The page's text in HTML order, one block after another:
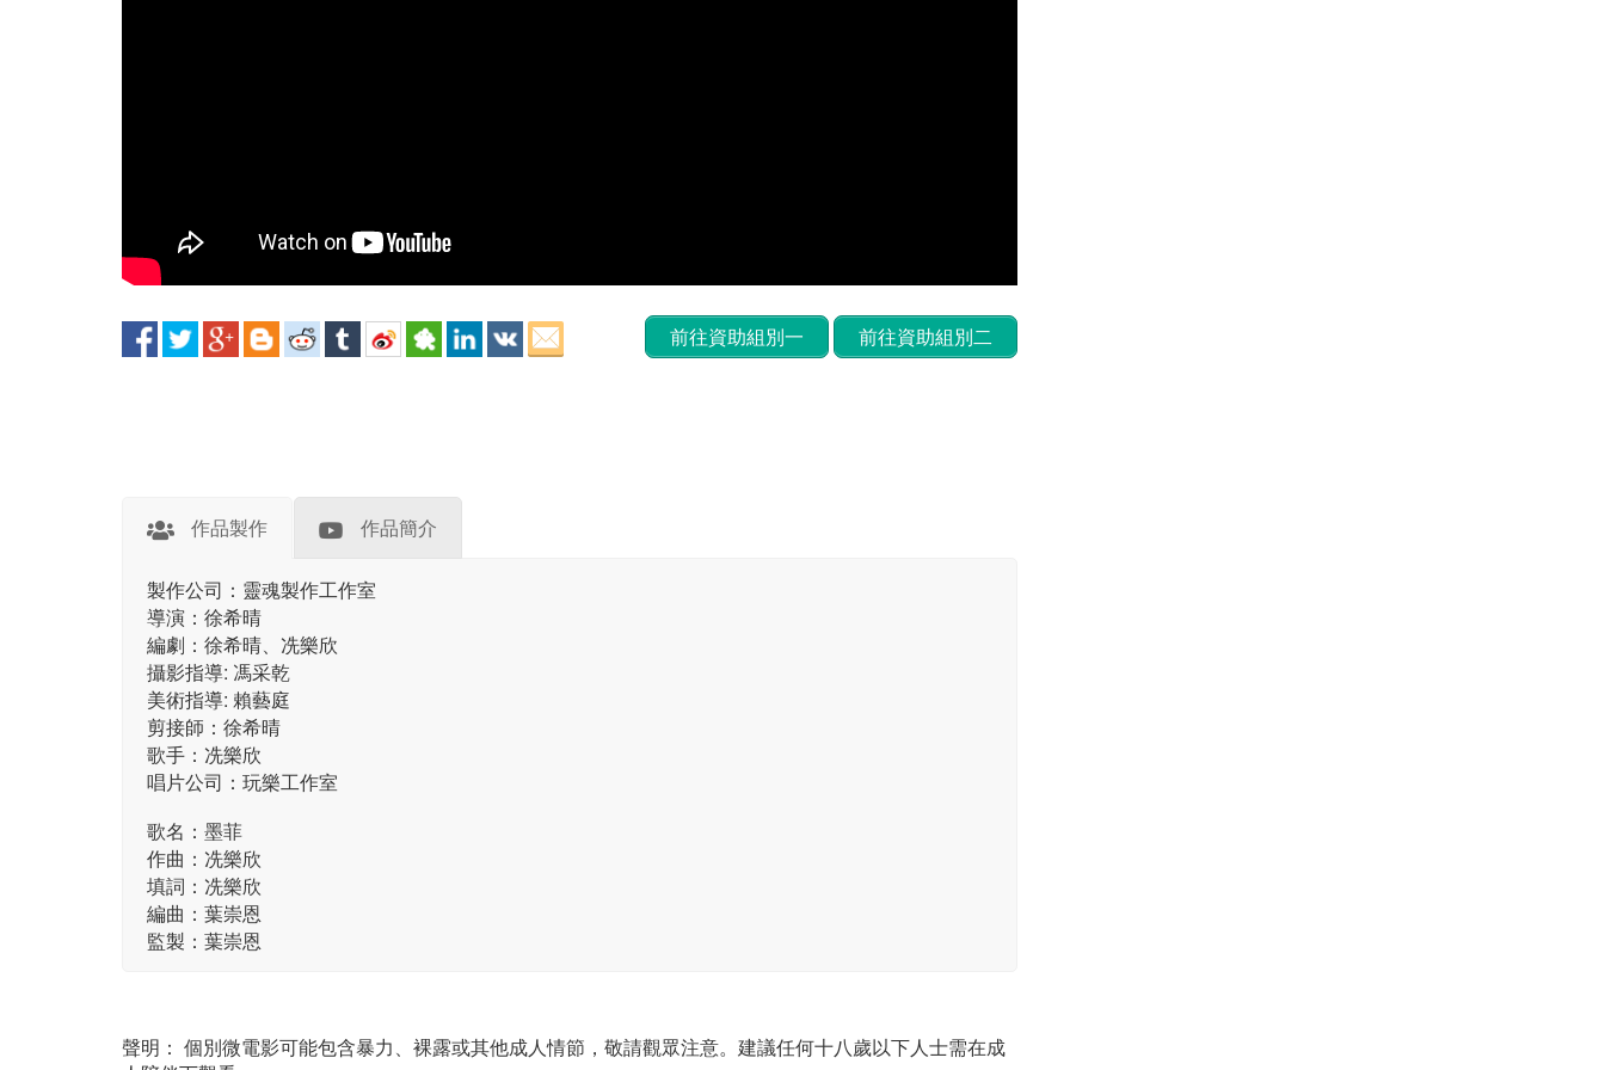
前往資助組別一 前往資助組別二
作品製作 作品簡介
製作公司：靈魂製作工作室
導演：徐希晴
編劇：徐希晴、冼樂欣
攝影指導: 馮采乾
美術指導: 賴藝庭
剪接師：徐希晴
歌手：冼樂欣
唱片公司：玩樂工作室
歌名：墨菲
作曲：冼樂欣
填詞：冼樂欣
編曲：葉崇恩
監製：葉崇恩
聲明： 個別微電影可能包含暴力、裸露或其他成人情節，敬請觀眾注意。建議任何十八歲以下人士需在成